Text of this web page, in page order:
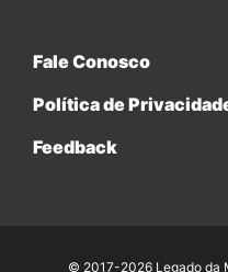
Fale Conosco
Política de
Feedback
© 2017-2026 Legado da